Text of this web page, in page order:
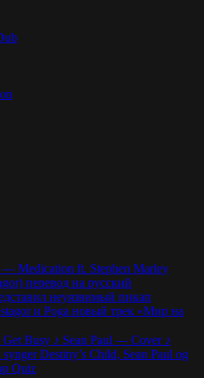
Medication ft. Stephen Marley
перевод на русский
неуязвимый пикап
и Poga новый трек «Мир на
Busy ♪ Sean Paul — Cover ♪
Destiny’s Child, Sean Paul og
Quiz